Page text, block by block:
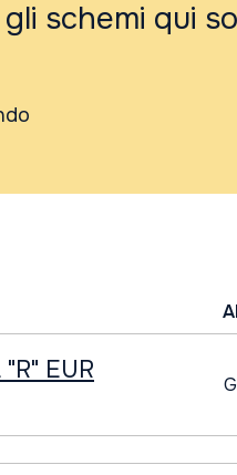
schemi qui
EUR